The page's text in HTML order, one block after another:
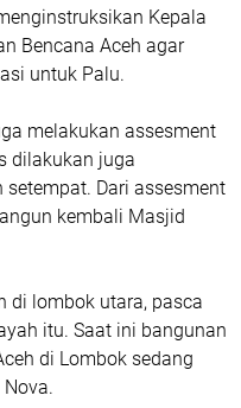
Kepala
Bencana Aceh agar
untuk Palu.
melakukan assesment
dilakukan juga
Dari assesment
kembali Masjid
di lombok utara, pasca
itu. Saat ini bangunan
di Lombok sedang